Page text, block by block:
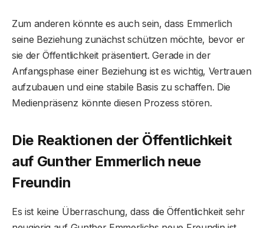
Zum anderen könnte es auch sein, dass Emmerlich
seine Beziehung zunächst schützen möchte, bevor er
sie der Öffentlichkeit präsentiert. Gerade in der
Anfangsphase einer Beziehung ist es wichtig, Vertrauen
aufzubauen und eine stabile Basis zu schaffen. Die
Medienpräsenz könnte diesen Prozess stören.
Die Reaktionen der Öffentlichkeit
auf Gunther Emmerlich neue
Freundin
Es ist keine Überraschung, dass die Öffentlichkeit sehr